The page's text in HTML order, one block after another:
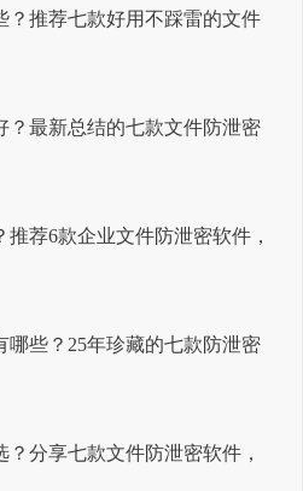
？推荐七款好用不踩雷的文件
？最新总结的七款文件防泄密
荐6款企业文件防泄密软件，
哪些？25年珍藏的七款防泄密
分享七款文件防泄密软件，